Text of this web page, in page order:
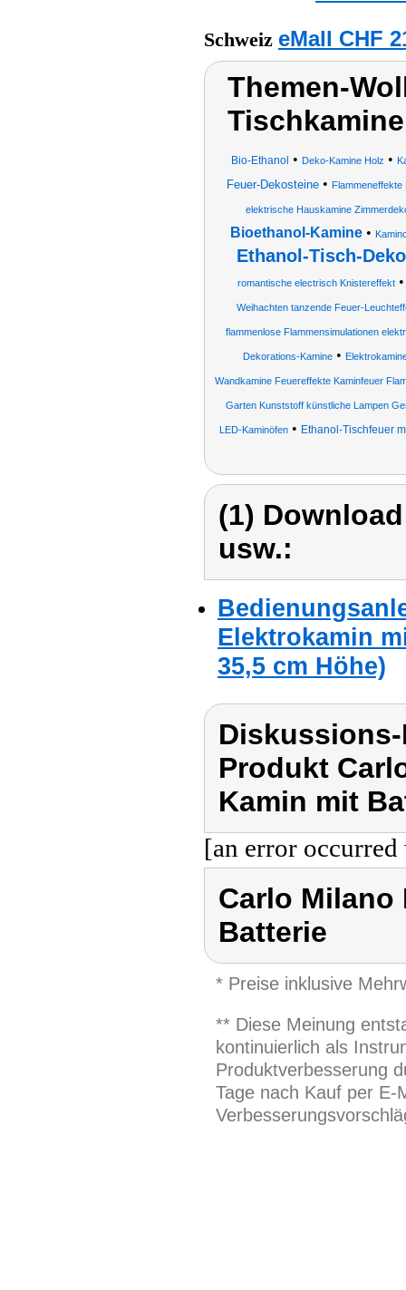
Schweiz eMall CHF
Themen-
Bio-Ethanol • Deko-Kamine Holz •
Feuer-Dekosteine• Flammeneffekte
elektrische Hauskamine
Bioethanol-Kamine •
Ethanol-Tisch-
romantische electrisch Knistereffekt
Weihachten tanzende Feuer-
flammenlose Flammensimulationen
Dekorations-Kamine•
Wandkamine Feuereffekte Kaminfeuer
Garten Kunststoff künstliche Lampen
LED-Kaminöfen • Ethanol-Tischfeuer
(1)
usw.:
Elektrokamin
35,5 cm Höhe)
Produkt
Kamin mit
[an error
Carlo Milano
Batterie
* Preise inklusive
** Diese Meinung
kontinuierlich als
Produktverbesserung
Tage nach Kauf per E-